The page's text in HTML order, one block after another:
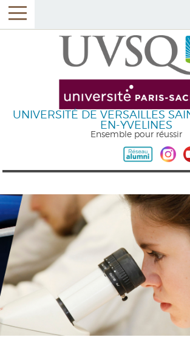
UNIVERSITÉ DE VERSAILLES
EN-YVELINES
Ensemble pour réussir